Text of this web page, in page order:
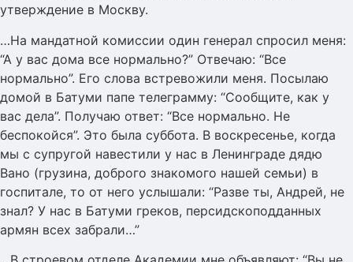
утверждение в Москву.
…На мандатной комиссии один генерал спросил меня:
“А у вас дома все нормально?” Отвечаю: “Все
нормально”. Его слова встревожили меня. Посылаю
домой в Батуми папе телеграмму: “Сообщите, как у
вас дела”. Получаю ответ: “Все нормально. Не
беспокойся”. Это была суббота. В воскресенье, когда
мы с супругой навестили у нас в Ленинграде дядю
Вано (грузина, доброго знакомого нашей семьи) в
госпитале, то от него услышали: “Разве ты, Андрей, не
знал? У нас в Батуми греков, персидскоподданных
армян всех забрали…”